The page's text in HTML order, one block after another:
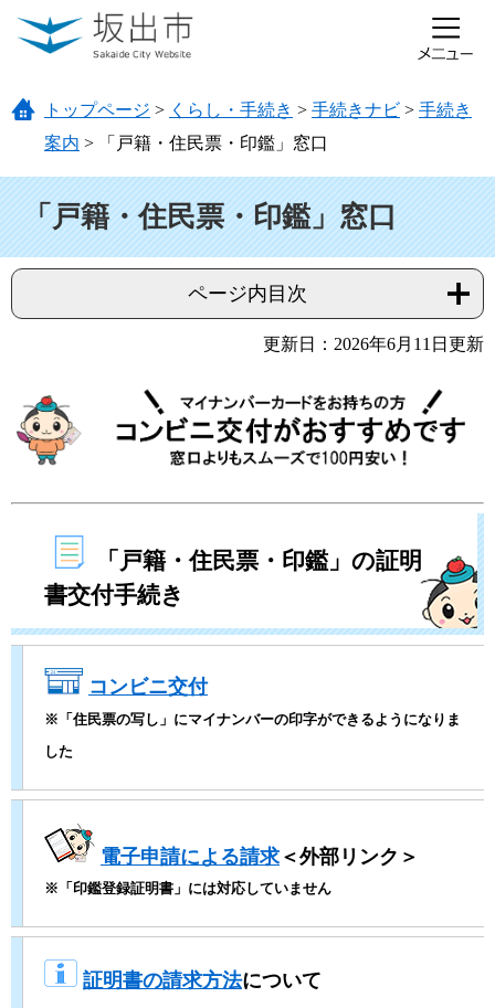
ページの先頭です。
メニューを飛ばして本文へ
トップページ > くらし・手続き > 手続きナビ > 手続き
案内 > 「戸籍・住民票・印鑑」窓口
「戸籍・住民票・印鑑」窓口
ページ内目次
更新日：2026年6月11日更新
「戸籍・住民票・印鑑」の証明
書交付手続き
コンビニ交付
※「住民票の写し」にマイナンバーの印字ができるようになりま
した
電子申請による請求 ＜外部リンク＞
※「印鑑登録証明書」には対応していません
証明書の請求方法について